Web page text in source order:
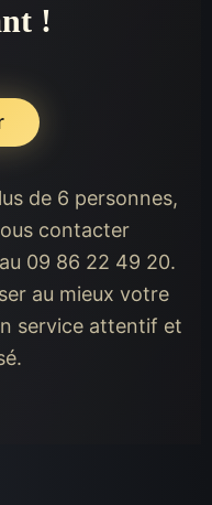
!
de 6 personnes,
contacter
09 86 22 49 20.
au mieux votre
service attentif et